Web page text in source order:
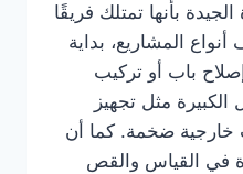
بأنها تمتلك فريقًا
المشاريع، بداية
باب أو تركيب
مثل تجهيز
خارجية ضخمة. كما أن
في القياس والقص